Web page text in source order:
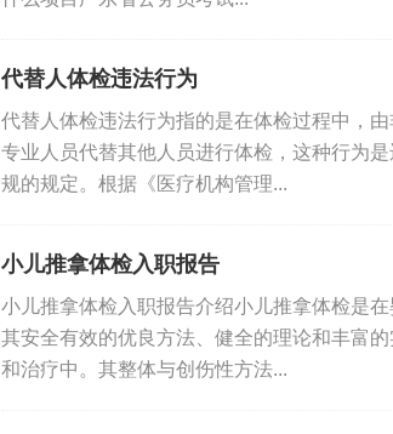
代替人体检违法行为
代替人体检违法行为指的是在体检过程中，
专业人员代替其他人员进行体检，这种行为
规的规定。根据《医疗机构管理...
小儿推拿体检入职报告
小儿推拿体检入职报告介绍小儿推拿体检是
其安全有效的优良方法、健全的理论和丰富
和治疗中。其整体与创伤性方法...